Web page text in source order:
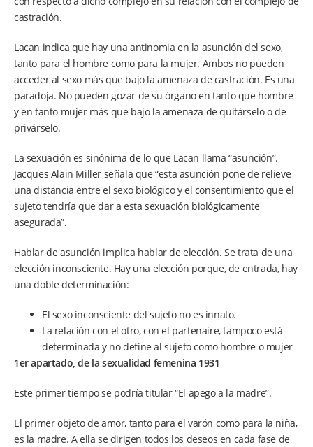
castración.
Lacan indica que hay una antinomia en la asunción del sexo,
tanto para el hombre como para la mujer. Ambos no pueden
acceder al sexo más que bajo la amenaza de castración. Es una
paradoja. No pueden gozar de su órgano en tanto que hombre
y en tanto mujer más que bajo la amenaza de quitárselo o de
privárselo.
La sexuación es sinónima de lo que Lacan llama “asunción”.
Jacques Alain Miller señala que “esta asunción pone de relieve
una distancia entre el sexo biológico y el consentimiento que el
sujeto tendría que dar a esta sexuación biológicamente
asegurada”.
Hablar de asunción implica hablar de elección. Se trata de una
elección inconsciente. Hay una elección porque, de entrada, hay
una doble determinación:
El sexo inconsciente del sujeto no es innato.
La relación con el otro, con el partenaire, tampoco está
determinada y no define al sujeto como hombre o mujer
1er apartado, de la sexualidad femenina 1931
Este primer tiempo se podría titular “El apego a la madre”.
El primer objeto de amor, tanto para el varón como para la niña,
es la madre. A ella se dirigen todos los deseos en cada fase de